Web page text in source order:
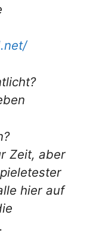
Zeit, aber
hier auf